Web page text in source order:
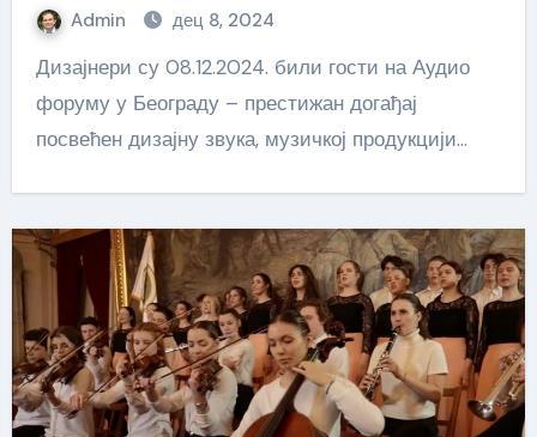
Admin дец 8, 2024
Дизајнери су 08.12.2024. били гости на Аудио
форуму у Београду – престижан догађај
посвећен дизајну звука, музичкој продукцији…